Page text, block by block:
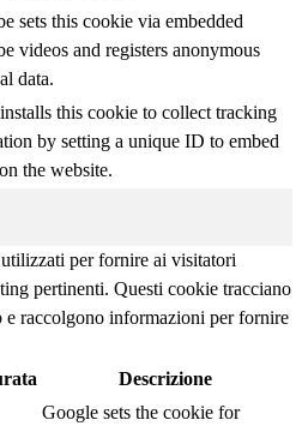
sets this cookie via embedded
videos and registers anonymous
data.
this cookie to collect tracking
by setting a unique ID to embed
the website.
per fornire ai visitatori
pertinenti. Questi cookie tracciano
raccolgono informazioni per fornire
Descrizione
Google sets the cookie for